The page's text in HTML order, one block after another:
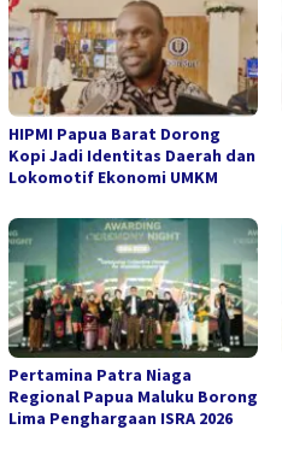
HIPMI Papua Barat Dorong
Kopi Jadi Identitas Daerah dan
Lokomotif Ekonomi UMKM
Pertamina Patra Niaga
Regional Papua Maluku Borong
Lima Penghargaan ISRA 2026